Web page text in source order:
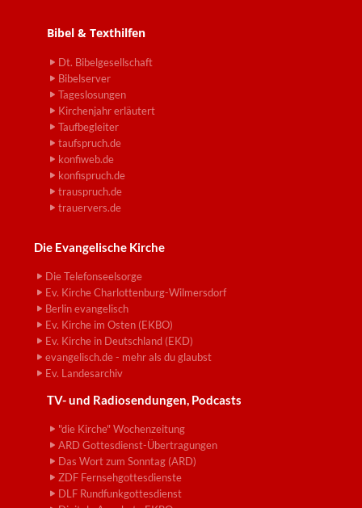
Bibel & Texthilfen
Dt. Bibelgesellschaft
Bibelserver
Tageslosungen
Kirchenjahr erläutert
Taufbegleiter
taufspruch.de
konfiweb.de
konfispruch.de
trauspruch.de
trauervers.de
Die Evangelische Kirche
Die Telefonseelsorge
Ev. Kirche Charlottenburg-Wilmersdorf
Berlin evangelisch
Ev. Kirche im Osten (EKBO)
Ev. Kirche in Deutschland (EKD)
evangelisch.de - mehr als du glaubst
Ev. Landesarchiv
TV- und Radiosendungen, Podcasts
"die Kirche" Wochenzeitung
ARD Gottesdienst-Übertragungen
Das Wort zum Sonntag (ARD)
ZDF Fernsehgottesdienste
DLF Rundfunkgottesdienst